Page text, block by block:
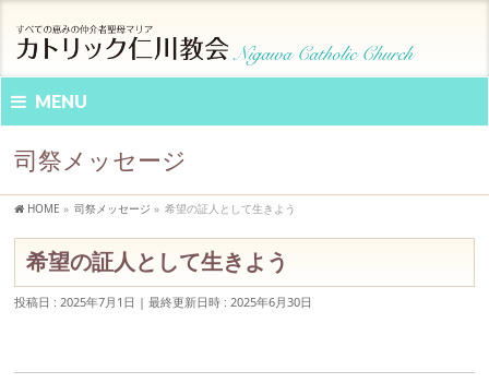
MENU
司祭メッセージ
HOME » 司祭メッセージ » 希望の証人として生きよう
希望の証人として生きよう
投稿日 : 2025年7月1日 最終更新日時 : 2025年6月30日